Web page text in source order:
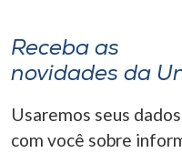
Receba as
novidades da
Usaremos seus
com você sobre